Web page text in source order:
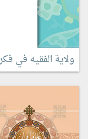
ولاية الفقيه في